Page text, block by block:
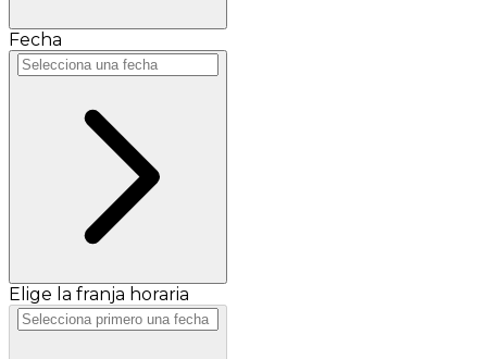
Fecha
Elige la franja horaria